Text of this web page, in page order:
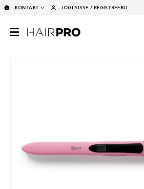
KONTAKT LOGI SISSE / REGISTREERU